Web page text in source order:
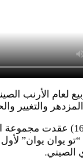
والتغيير والحياة
ففي اليوم (الـ16)
الصيني.